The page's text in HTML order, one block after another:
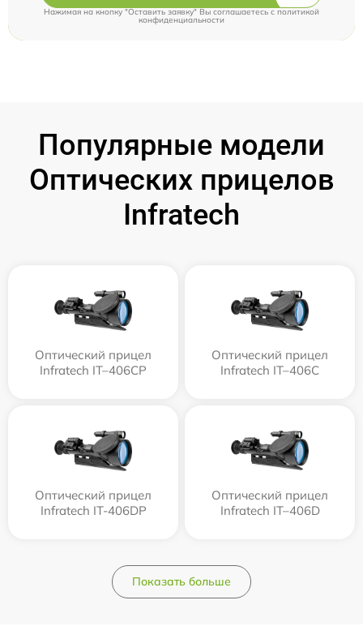
Нажимая на кнопку "Оставить заявку" Вы соглашаетесь c политикой
конфиденциальности
Популярные модели
Оптических прицелов
Infratech
Оптический прицел
Infratech IT–406СP
Оптический прицел
Infratech IT–406С
Оптический прицел
Infratech IT-406DP
Оптический прицел
Infratech IT–406D
Показать больше